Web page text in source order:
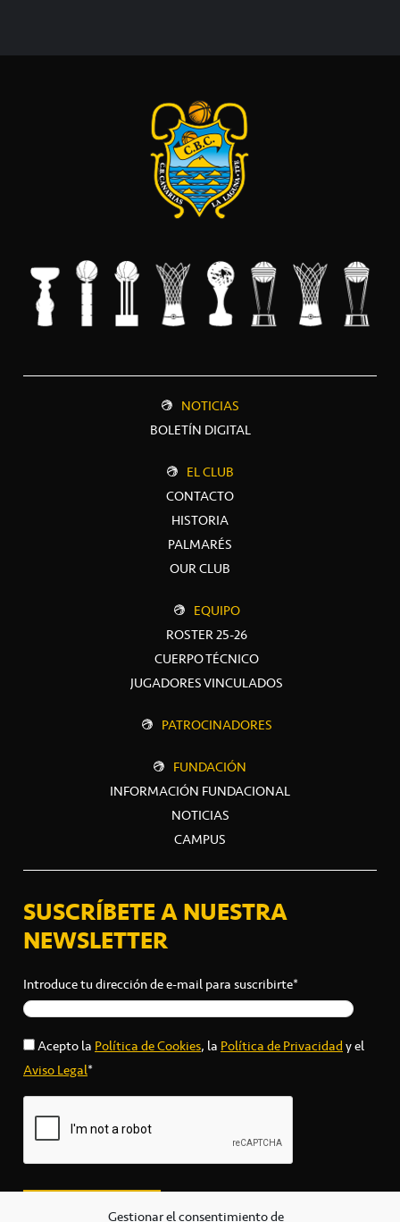
Gestionar el consentimiento de
NOTICIAS
BOLETÍN DIGITAL
EL CLUB
CONTACTO
HISTORIA
PALMARÉS
OUR CLUB
EQUIPO
ROSTER 25-26
CUERPO TÉCNICO
JUGADORES VINCULADOS
PATROCINADORES
FUNDACIÓN
INFORMACIÓN FUNDACIONAL
NOTICIAS
CAMPUS
SUSCRÍBETE A NUESTRA
NEWSLETTER
Introduce tu dirección de e-mail para suscribirte*
Acepto laPolítica de Cookies, laPolítica de Privacidady el
Aviso Legal*